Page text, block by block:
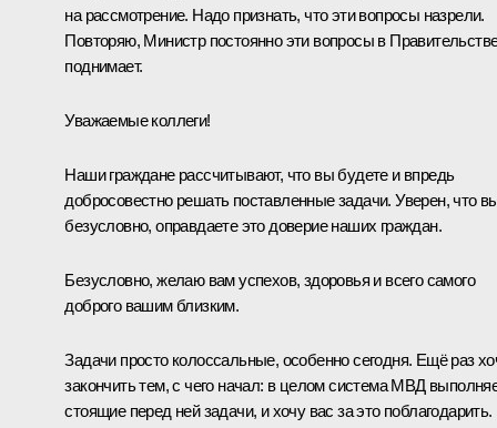
на рассмотрение. Надо признать, что эти вопросы назрели.
Повторяю, Министр постоянно эти вопросы в
поднимает.
Уважаемые коллеги!
Наши граждане рассчитывают, что вы будете и впредь
добросовестно решать поставленные задачи. Уверен, что
безусловно, оправдаете это доверие наших граждан.
Безусловно, желаю вам успехов, здоровья и всего самого
доброго вашим близким.
Задачи просто колоссальные, особенно сегодня. Ещё раз
закончить тем, с чего начал: в целом система МВД
стоящие перед ней задачи, и хочу вас за это поблагодарить.